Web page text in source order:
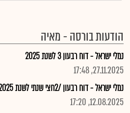
הודעות בורסה - מאיה
נמלי ישראל - דוח רבעון 3 לשנת 2025
27.11.2025, 17:48
נמלי ישראל - דוח רבעון /2חצי שנתי לשנת 2025
12.08.2025, 17:20